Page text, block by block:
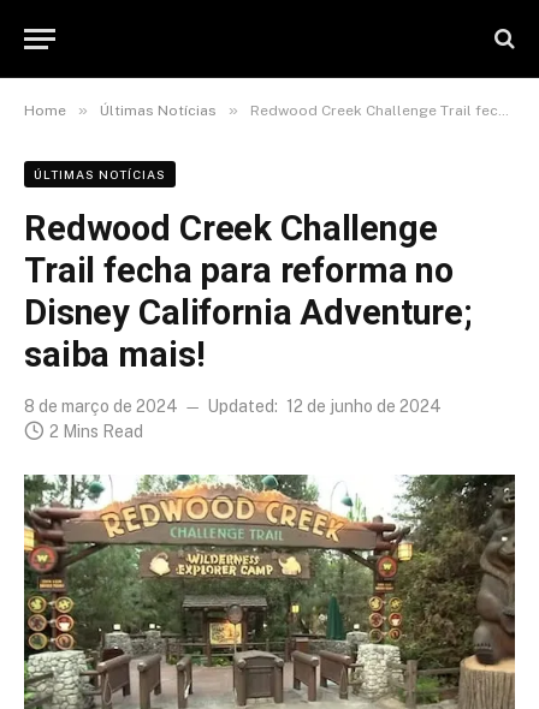
Home » Últimas Notícias » Redwood Creek Challenge Trail fecha para reforma no Disney California Adventure; saiba mais!
ÚLTIMAS NOTÍCIAS
Redwood Creek Challenge
Trail fecha para reforma no
Disney California Adventure;
saiba mais!
8 de março de 2024 Updated: 12 de junho de 2024
2 Mins Read